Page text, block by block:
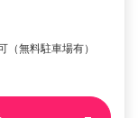
無料駐車場有）